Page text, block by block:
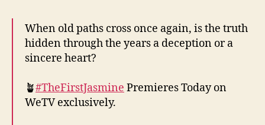
“
T
F
When old paths cross once again, is the truth
hidden through the years a deception or a
sincere heart?
🪴#TheFirstJasmine Premieres Today on
WeTV exclusively.